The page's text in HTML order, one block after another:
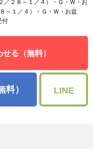
／２８～１／４）・Ｇ・Ｗ・お
～１／４）・Ｇ・Ｗ・お盆
付
る（無料）
） LINE